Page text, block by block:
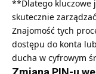
**Dlatego kluczowe
skutecznie
Znajomość tych
dostępu do konta
ducha w cyfrowym